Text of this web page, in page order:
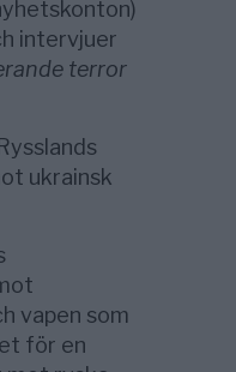
intervjuer
terror
ukrainsk
vapen som
för en